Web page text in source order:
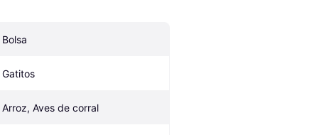
Bolsa
Gatitos
Arroz, Aves de corral